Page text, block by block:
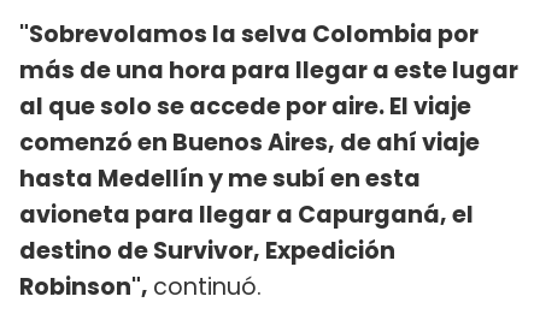
"Sobrevolamos la selva Colombia por
más de una hora para llegar a este lugar
al que solo se accede por aire. El viaje
comenzó en Buenos Aires, de ahí viaje
hasta Medellín y me subí en esta
avioneta para llegar a Capurganá, el
destino de Survivor, Expedición
Robinson", continuó.